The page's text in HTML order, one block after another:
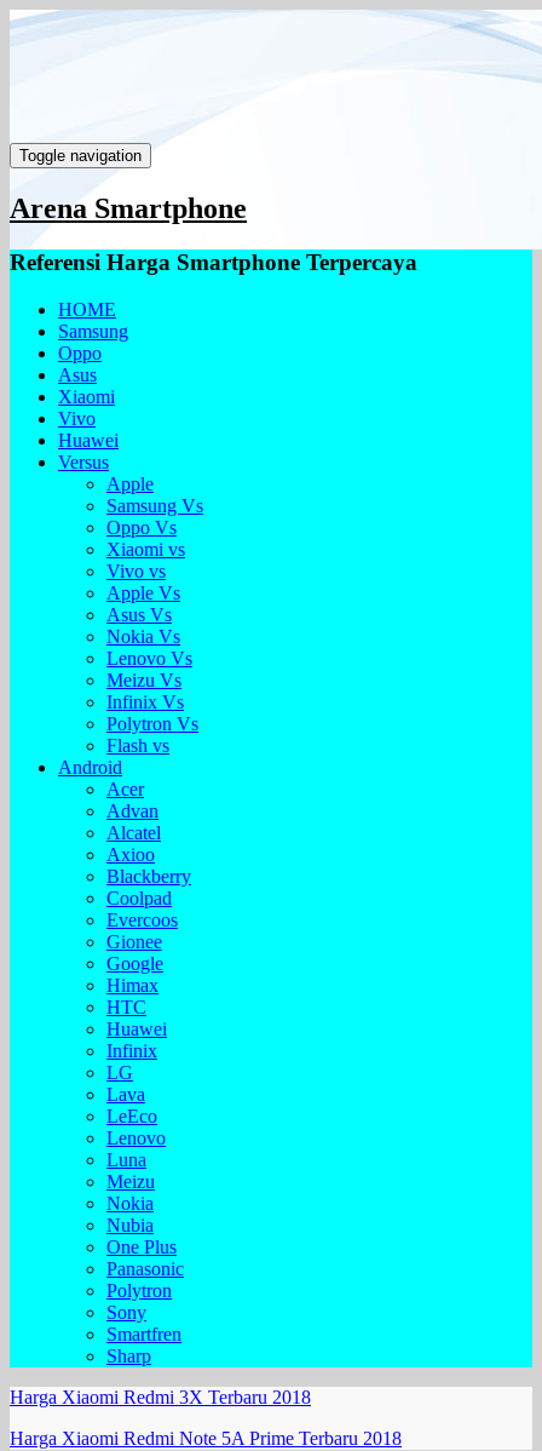
Toggle navigation
Arena Smartphone
Referensi Harga Smartphone Terpercaya
HOME
Samsung
Oppo
Asus
Xiaomi
Vivo
Huawei
Versus
Apple
Samsung Vs
Oppo Vs
Xiaomi vs
Vivo vs
Apple Vs
Asus Vs
Nokia Vs
Lenovo Vs
Meizu Vs
Infinix Vs
Polytron Vs
Flash vs
Android
Acer
Advan
Alcatel
Axioo
Blackberry
Coolpad
Evercoos
Gionee
Google
Himax
HTC
Huawei
Infinix
LG
Lava
LeEco
Lenovo
Luna
Meizu
Nokia
Nubia
One Plus
Panasonic
Polytron
Sony
Smartfren
Sharp
Harga Xiaomi Redmi 3X Terbaru 2018
Harga Xiaomi Redmi Note 5A Prime Terbaru 2018